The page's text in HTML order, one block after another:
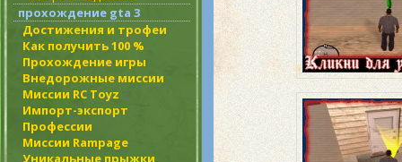
прохождение gta 3
Достижения и трофеи
Как получить 100 %
Прохождение игры
Внедорожные миссии
Миссии RC Toyz
Импорт-экспорт
Профессии
Миссии Rampage
Уникальные прыжки